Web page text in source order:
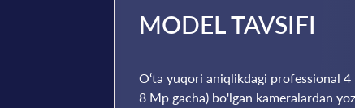
MODEL TAVSIFI
O‘ta yuqori aniqlikdagi professional
8 Mp gacha) bo'lgan kameralardan